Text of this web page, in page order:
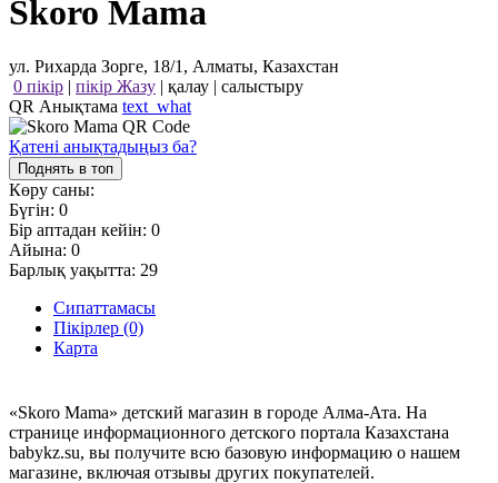
Skoro Mama
ул. Рихарда Зорге, 18/1, Алматы, Казахстан
0 пікір | пікір Жазу | қалау | салыстыру
QR Анықтама text_what
Қатені анықтадыңыз ба?
Поднять в топ
Көру саны:
Бүгін: 0
Бір аптадан кейін: 0
Айына: 0
Барлық уақытта: 29
Сипаттамасы
Пікірлер (0)
Карта
«Skoro Mama» детский магазин в городе Алма-Ата. На
странице информационного детского портала Казахстана
babykz.su, вы получите всю базовую информацию о нашем
магазине, включая отзывы других покупателей.